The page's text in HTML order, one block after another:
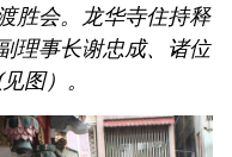
胜会。龙华寺住持释
理事长谢忠成、诸位
图）。